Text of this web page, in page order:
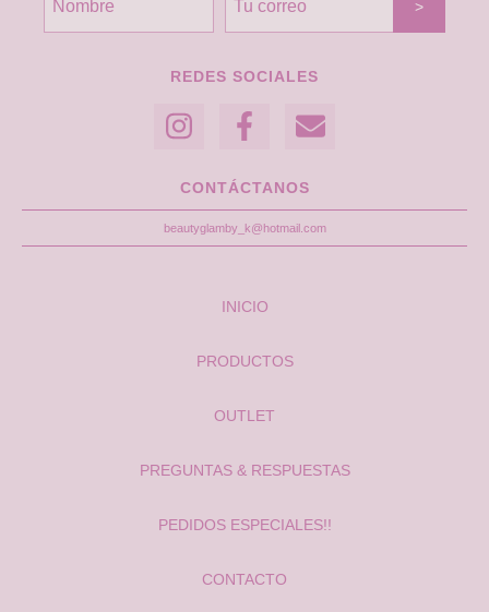
REDES SOCIALES
CONTÁCTANOS
beautyglamby_k@hotmail.com
INICIO
PRODUCTOS
OUTLET
PREGUNTAS & RESPUESTAS
PEDIDOS ESPECIALES!!
CONTACTO